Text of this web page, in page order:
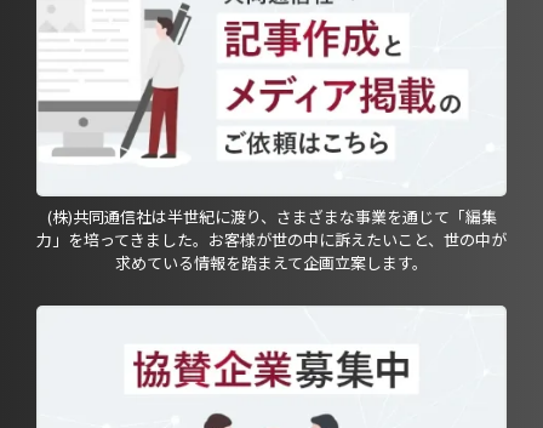
(株)共同通信社は半世紀に渡り、さまざまな事業を通じて「編集
力」を培ってきました。お客様が世の中に訴えたいこと、世の中が
求めている情報を踏まえて企画立案します。